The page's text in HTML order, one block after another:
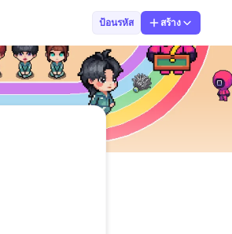
ป้อนรหัส สร้าง